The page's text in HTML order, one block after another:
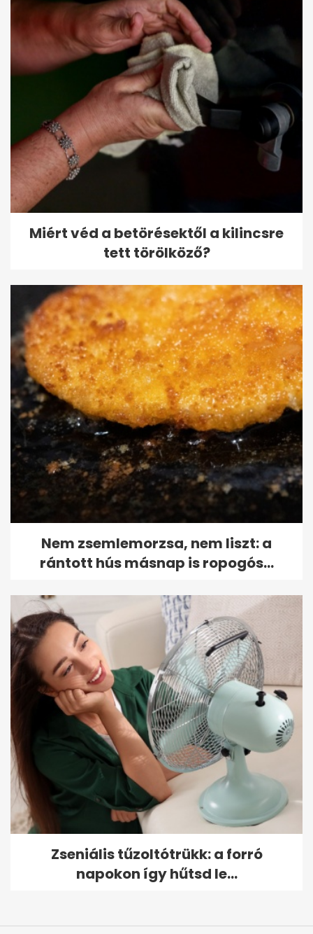
Miért véd a betörésektől a kilincsre
tett törölköző?
Nem zsemlemorzsa, nem liszt: a
rántott hús másnap is ropogós...
Zseniális tűzoltótrükk: a forró
napokon így hűtsd le...